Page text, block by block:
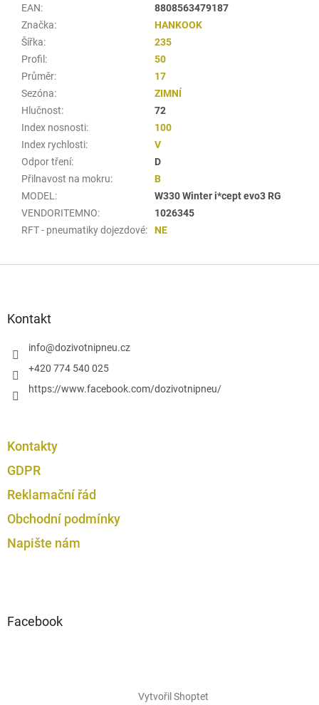
EAN:
8808563479187
Značka:
HANKOOK
Šířka:
235
Profil :
50
Průměr:
17
Sezóna:
ZIMNÍ
Hlučnost:
72
Index nosnosti:
100
Index rychlosti:
V
Odpor tření:
D
Přilnavost na mokru:
B
MODEL :
W330 Winter i*cept evo3 RG
VENDORITEMNO:
1026345
RFT - pneumatiky dojezdové: NE
Kontakt
info@dozivotnipneu.cz
+420 774 540 025
https://www.facebook.com/dozivotnipneu/
Kontakty
GDPR
Reklamační řád
Obchodní podmínky
Napište nám
Facebook
Vytvořil Shoptet